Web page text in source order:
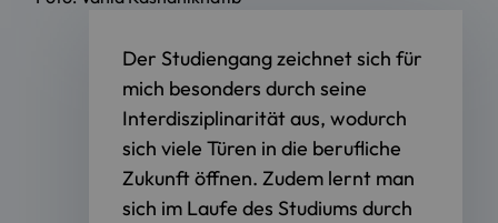
Der Studiengang zeichnet sich für
mich besonders durch seine
Interdisziplinarität aus, wodurch
sich viele Türen in die berufliche
Zukunft öffnen. Zudem lernt man
sich im Laufe des Studiums durch